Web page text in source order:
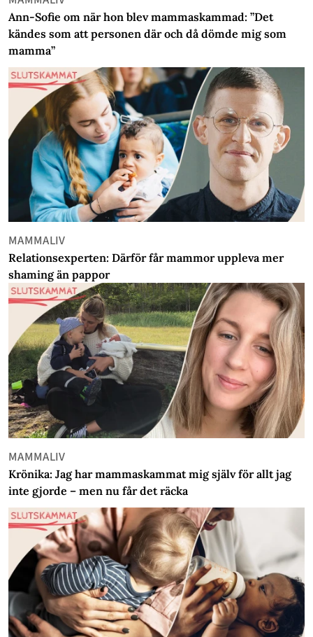
Ann-Sofie om när hon blev mammaskammad: ”Det
kändes som att personen där och då dömde mig som
mamma”
MAMMALIV
Relationsexperten: Därför får mammor uppleva mer
shaming än pappor
MAMMALIV
Krönika: Jag har mammaskammat mig själv för allt jag
inte gjorde – men nu får det räcka